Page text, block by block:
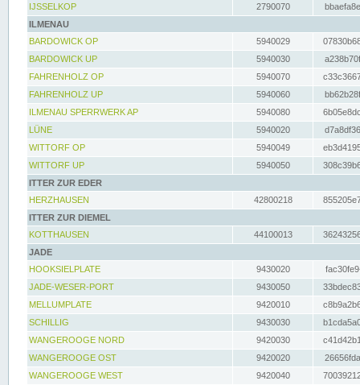
IJSSELKOP
2790070
ILMENAU
BARDOWICK OP
5940029
BARDOWICK UP
5940030
FAHRENHOLZ OP
5940070
FAHRENHOLZ UP
5940060
ILMENAU SPERRWERK AP
5940080
LÜNE
5940020
WITTORF OP
5940049
WITTORF UP
5940050
ITTER ZUR EDER
HERZHAUSEN
42800218
ITTER ZUR DIEMEL
KOTTHAUSEN
44100013
JADE
HOOKSIELPLATE
9430020
JADE-WESER-PORT
9430050
MELLUMPLATE
9420010
SCHILLIG
9430030
WANGEROOGE NORD
9420030
WANGEROOGE OST
9420020
WANGEROOGE WEST
9420040